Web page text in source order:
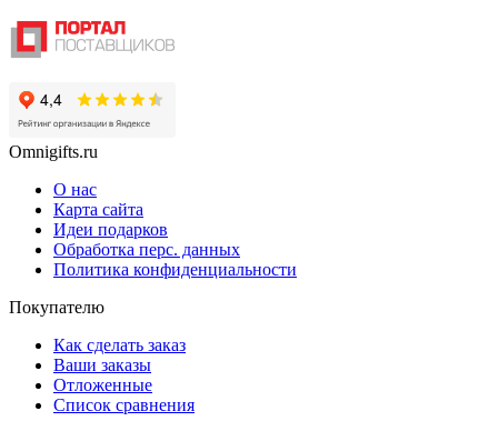
Omnigifts.ru
О нас
Карта сайта
Идеи подарков
Обработка перс. данных
Политика конфиденциальности
Покупателю
Как сделать заказ
Ваши заказы
Отложенные
Список сравнения